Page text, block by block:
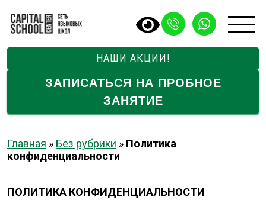
НАШИ АКЦИИ!
ЗАПИСАТЬСЯ НА ПРОБНОЕ
ЗАНЯТИЕ
Главная » Без рубрики » Политика
конфиденциальности
ПОЛИТИКА КОНФИДЕНЦИАЛЬНОСТИ